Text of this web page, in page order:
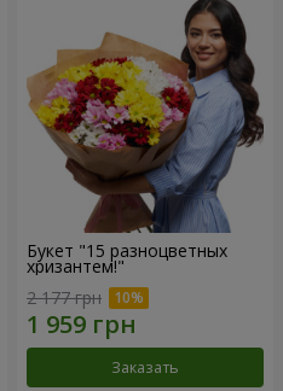
Букет "15 разноцветных
хризантем!"
2 177 грн
Заказать